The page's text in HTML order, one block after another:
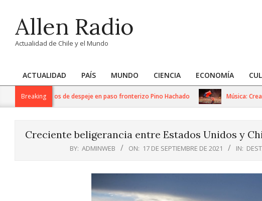
contentAllen Radio
Actualidad de Chile y el Mundo
Primary
Navigation
ACTUALIDAD PAÍS MUNDO CIENCIA ECONOMÍA
Breaking
trabajos de despeje en paso fronterizo Pino Hachado Música:
Creciente beligerancia entre Estados Unidos y
BY: ADMINWEB ON: 17 DE SEPTIEMBRE DE 2021 IN: